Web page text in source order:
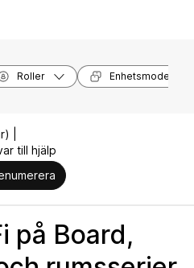
Roller Enhetsmodeller
|
till hjälp
på Board,